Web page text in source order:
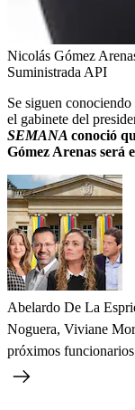
Nicolás Gómez
Suministrada API
Se siguen
el gabinete del
SEMANA conoció
Gómez Arenas será
Abelardo De La
Noguera, Viviane
próximos funcionarios